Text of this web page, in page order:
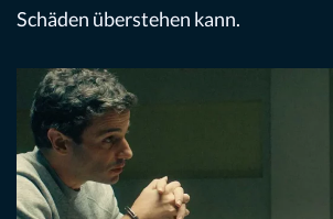
Schäden überstehen kann.